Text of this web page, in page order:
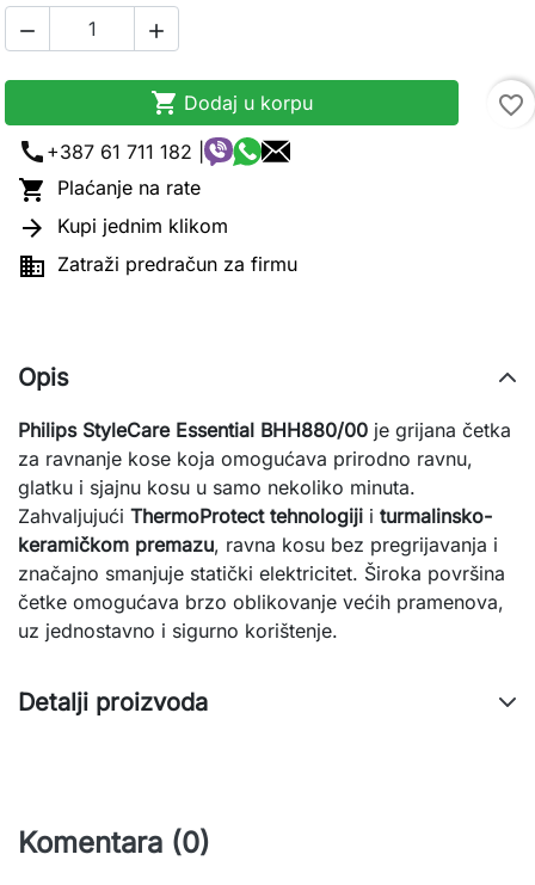
 
 Dodaj u korpu
favorite_border
call +387 61 711 182 |
 Plaćanje na rate
 Kupi jednim klikom
 Zatraži predračun za firmu
Opis
Philips StyleCare Essential BHH880/00 je grijana četka
za ravnanje kose koja omogućava prirodno ravnu,
glatku i sjajnu kosu u samo nekoliko minuta.
Zahvaljujući ThermoProtect tehnologiji i turmalinsko-
keramičkom premazu, ravna kosu bez pregrijavanja i
značajno smanjuje statički elektricitet. Široka površina
četke omogućava brzo oblikovanje većih pramenova,
uz jednostavno i sigurno korištenje.
Detalji proizvoda
Komentara (0)